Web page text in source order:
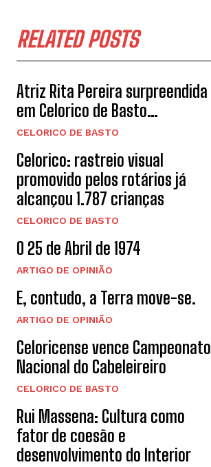
RELATED POSTS
Atriz Rita Pereira surpreendida
em Celorico de Basto…
CELORICO DE BASTO
Celorico: rastreio visual
promovido pelos rotários já
alcançou 1.787 crianças
CELORICO DE BASTO
O 25 de Abril de 1974
ARTIGO DE OPINIÃO
E, contudo, a Terra move-se.
ARTIGO DE OPINIÃO
Celoricense vence Campeonato
Nacional do Cabeleireiro
CELORICO DE BASTO
Rui Massena: Cultura como
fator de coesão e
desenvolvimento do Interior